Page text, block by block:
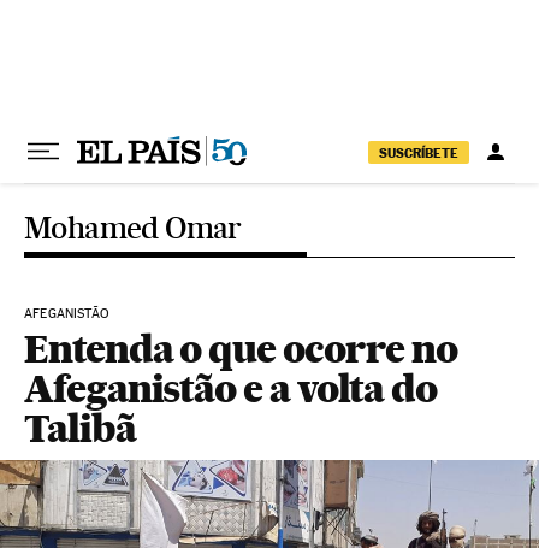
SUSCRÍBETE
Mohamed Omar
AFEGANISTÃO
Entenda o que ocorre no
Afeganistão e a volta do
Talibã